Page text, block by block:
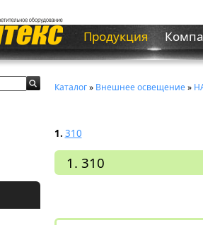
Продукция
Каталог» Внешнее освещение»
1. 310
1. 310